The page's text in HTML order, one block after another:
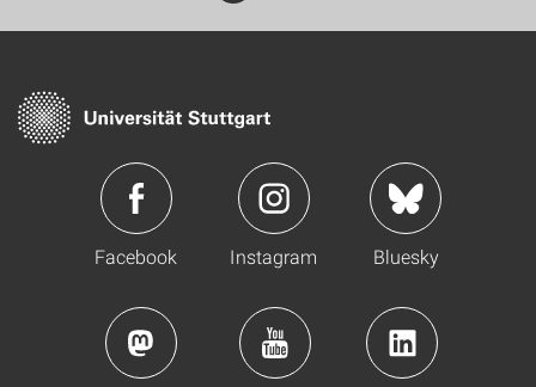
Facebook Instagram Bluesky